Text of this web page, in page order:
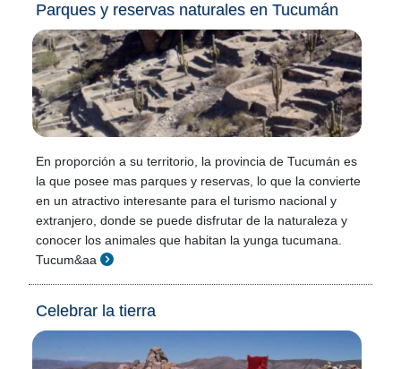
Parques y reservas naturales en Tucumán
En proporción a su territorio, la provincia de Tucumán es
la que posee mas parques y reservas, lo que la convierte
en un atractivo interesante para el turismo nacional y
extranjero, donde se puede disfrutar de la naturaleza y
conocer los animales que habitan la yunga tucumana.
Tucum&aa
Celebrar la tierra